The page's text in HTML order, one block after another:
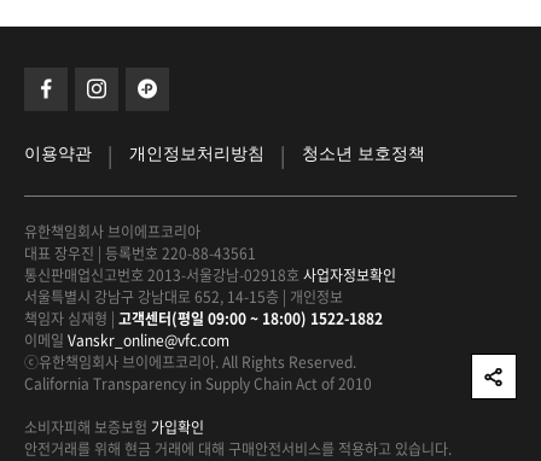
이용약관 | 개인정보처리방침 | 청소년 보호정책
유한책임회사 브이에프코리아
대표 장우진 | 등록번호 220-88-43561
통신판매업신고번호 2013-서울강남-02918호 사업자정보확인
서울특별시 강남구 강남대로 652, 14-15층 | 개인정보
책임자 심재형 | 고객센터(평일 09:00 ~ 18:00) 1522-1882
이메일 Vanskr_online@vfc.com
ⓒ유한책임회사 브이에프코리아. All Rights Reserved.
California Transparency in Supply Chain Act of 2010
소비자피해 보증보험 가입확인
안전거래를 위해 현금 거래에 대해 구매안전서비스를 적용하고 있습니다.